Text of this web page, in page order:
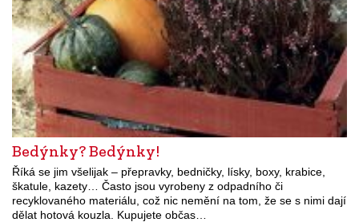
Bedýnky? Bedýnky!
Říká se jim všelijak – přepravky, bedničky, lísky, boxy, krabice,
škatule, kazety… Často jsou vyrobeny z odpadního či
recyklovaného materiálu, což nic nemění na tom, že se s nimi dají
dělat hotová kouzla. Kupujete občas…